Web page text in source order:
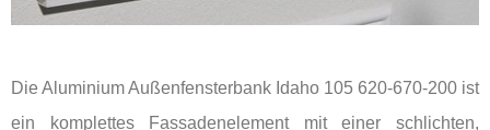
Die Aluminium Außenfensterbank Idaho 105 620-670-200 ist
ein komplettes Fassadenelement mit einer schlichten,